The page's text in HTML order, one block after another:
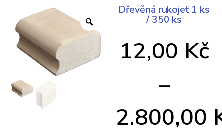
Dřevěná rukojeť 1 ks
/ 350 ks
12,00 Kč
–
2.800,00